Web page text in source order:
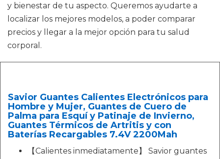
y bienestar de tu aspecto. Queremos ayudarte a
localizar los mejores modelos, a poder comparar
precios y llegar a la mejor opción para tu salud
corporal.
Savior Guantes Calientes Electrónicos para
Hombre y Mujer, Guantes de Cuero de
Palma para Esquí y Patinaje de Invierno,
Guantes Térmicos de Artritis y con
Baterías Recargables 7.4V 2200Mah
【Calientes inmediatamente】 Savior guantes